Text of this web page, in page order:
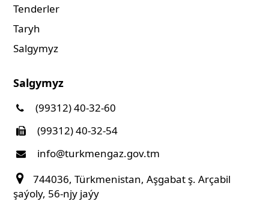
Tenderler
Taryh
Salgymyz
Salgymyz
(99312) 40-32-60
(99312) 40-32-54
info@turkmengaz.gov.tm
744036, Türkmenistan, Aşgabat ş. Arçabil
şaýoly, 56-njy jaýy